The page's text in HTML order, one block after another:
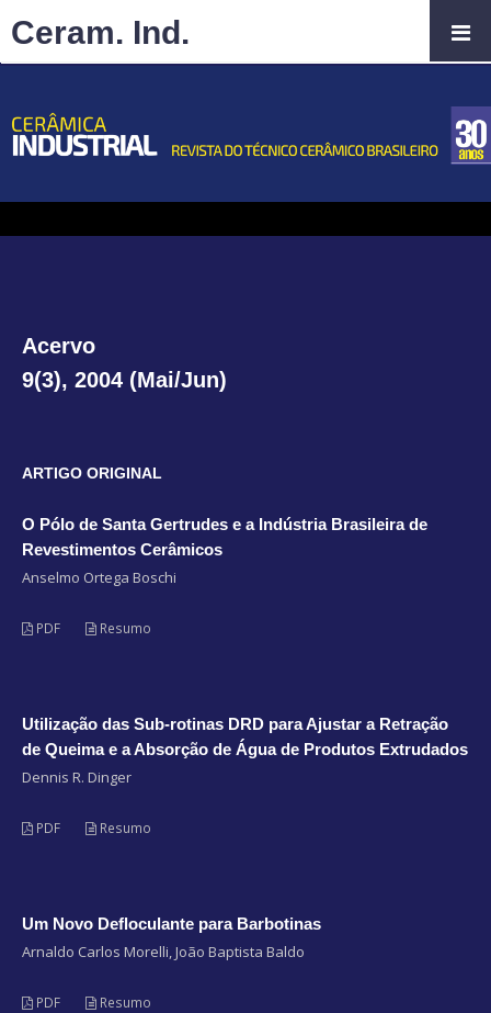
Acervo
9(3), 2004 (Mai/Jun)
ARTIGO ORIGINAL
O Pólo de Santa Gertrudes e a Indústria Brasileira de
Revestimentos Cerâmicos
Anselmo Ortega Boschi
PDF Resumo
Utilização das Sub-rotinas DRD para Ajustar a Retração
de Queima e a Absorção de Água de Produtos Extrudados
Dennis R. Dinger
PDF Resumo
Um Novo Defloculante para Barbotinas
Arnaldo Carlos Morelli, João Baptista Baldo
PDF Resumo
Ceram. Ind.